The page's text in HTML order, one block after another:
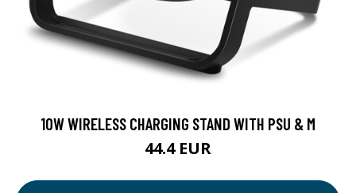
10W WIRELESS CHARGING STAND WITH PSU & M
44.4 EUR